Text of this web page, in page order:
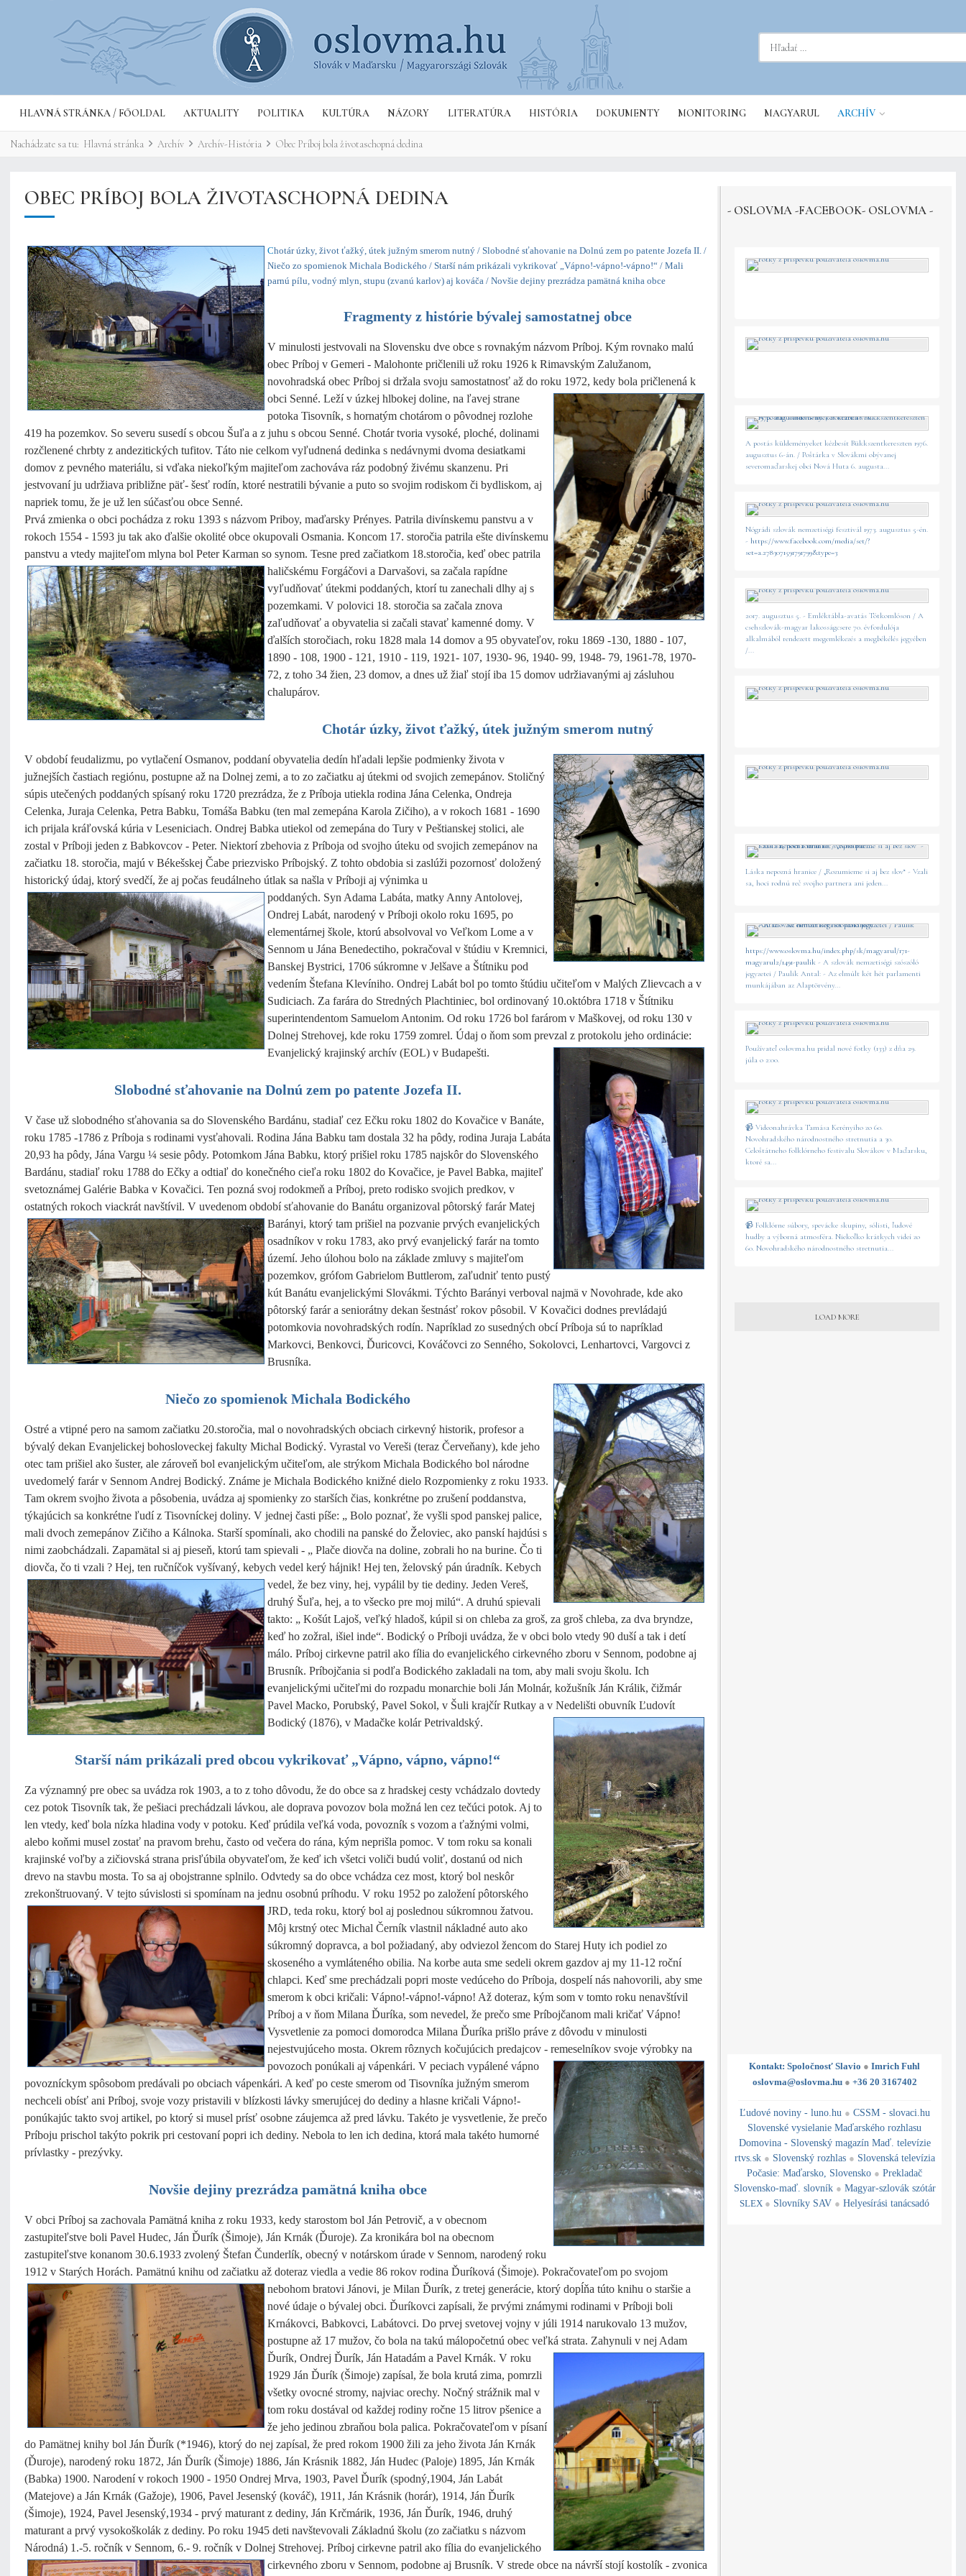
HLAVNÁ STRÁNKA / FŐOLDAL AKTUALITY POLITIKA KULTÚRA NÁZORY LITERATÚRA HISTÓRIA DOKUMENTY MONITORING MAGYARUL ARCHÍV
Nachádzate sa tu: Hlavná stránka Archív Archív-História Obec Príboj bola životaschopná dedina
OBEC PRÍBOJ BOLA ŽIVOTASCHOPNÁ DEDINA
Chotár úzky, život ťažký, útek južným smerom nutný / Slobodné sťahovanie na Dolnú zem po patente Jozefa II. /
Niečo zo spomienok Michala Bodického / Starší nám prikázali vykrikovať „Vápno!-vápno!-vápno!“ / Mali
parnú pílu, vodný mlyn, stupu (zvanú karlov) aj kováča / Novšie dejiny prezrádza pamätná kniha obce
Fragmenty z histórie bývalej samostatnej obce
V minulosti jestvovali na Slovensku dve obce s rovnakým názvom Príboj. Kým rovnako malú
obec Príboj v Gemeri - Malohonte pričlenili už roku 1926 k Rimavským Zalužanom,
novohradská obec Príboj si držala svoju samostatnosť až do roku 1972, kedy bola pričlenená k
obci Senné. Leží v úzkej hlbokej doline, na ľavej strane
potoka Tisovník, s hornatým chotárom o pôvodnej rozlohe
419 ha pozemkov. So severu susedí s obcou Šuľa a z juhu s obcou Senné. Chotár tvoria vysoké, ploché, dolinami
rozčlenené chrbty z andezitických tufitov. Táto nie celkom vyľudnená dedinka s nedávnymi dvoma desiatkami
domov z pevného materiálu, si vďaka niekoľkým majiteľom zachováva ráz podobný živému skanzenu. Pri
jestvovaní ju udržiava približne päť- šesť rodín, ktoré nestratili bývanie a puto so svojim rodiskom či bydliskom, aj
napriek tomu, že je už len súčasťou obce Senné.
Prvá zmienka o obci pochádza z roku 1393 s názvom Priboy, maďarsky Prényes. Patrila divínskemu panstvu a v
rokoch 1554 - 1593 ju tak ako ďalšie okolité obce okupovali Osmania. Koncom 17. storočia patrila ešte divínskemu
panstvu a vtedy majiteľom mlyna bol Peter Karman so synom. Tesne pred začiatkom 18.storočia, keď obec patrila
haličskému Forgáčovi a Darvašovi, sa začala rapídne
vyľudňovať útekmi poddaných, ktorí tu zanechali dlhy aj s
pozemkami. V polovici 18. storočia sa začala znova
zaľudňovať a obyvatelia si začali stavať kamenné domy. V
ďalších storočiach, roku 1828 mala 14 domov a 95 obyvateľov, roku 1869 -130, 1880 - 107,
1890 - 108, 1900 - 121, 1910 - 119, 1921- 107, 1930- 96, 1940- 99, 1948- 79, 1961-78, 1970-
72, z toho 34 žien, 23 domov, a dnes už žiaľ stojí iba 15 domov udržiavanými aj zásluhou
chalupárov.
Chotár úzky, život ťažký, útek južným smerom nutný
V období feudalizmu, po vytlačení Osmanov, poddaní obyvatelia dedín hľadali lepšie podmienky života v
južnejších častiach regiónu, postupne až na Dolnej zemi, a to zo začiatku aj útekmi od svojich zemepánov. Stoličný
súpis utečených poddaných spísaný roku 1720 prezrádza, že z Príboja utiekla rodina Jána Celenka, Ondreja
Celenka, Juraja Celenka, Petra Babku, Tomáša Babku (ten mal zemepána Karola Zičiho), a v rokoch 1681 - 1690
ich prijala kráľovská kúria v Leseniciach. Ondrej Babka utiekol od zemepána do Tury v Peštianskej stolici, ale
zostal v Príboji jeden z Babkovcov - Peter. Niektorí zbehovia z Príboja od svojho úteku od svojich zemepánov na
začiatku 18. storočia, majú v Békešskej Čabe priezvisko Príbojský. Z tohto obdobia si zaslúži pozornosť doložený
historický údaj, ktorý svedčí, že aj počas feudálneho útlak sa našla v Príboji aj výnimka u
poddaných. Syn Adama Labáta, matky Anny Antolovej,
Ondrej Labát, narodený v Príboji okolo roku 1695, po
elementárnej škole, ktorú absolvoval vo Veľkom Lome a v
Sennom u Jána Benedectiho, pokračoval v štúdiu v Kremnici,
Banskej Bystrici, 1706 súkromne v Jelšave a Štítniku pod
vedením Štefana Klevíniho. Ondrej Labát bol po tomto štúdiu učiteľom v Malých Zlievcach a v
Sudiciach. Za farára do Stredných Plachtiniec, bol ordinovaný 10.októbra 1718 v Štítniku
superintendentom Samuelom Antonim. Od roku 1726 bol farárom v Maškovej, od roku 130 v
Dolnej Strehovej, kde roku 1759 zomrel. Údaj o ňom som prevzal z protokolu jeho ordinácie:
Evanjelický krajinský archív (EOL) v Budapešti.
Slobodné sťahovanie na Dolnú zem po patente Jozefa II.
V čase už slobodného sťahovania sa do Slovenského Bardánu, stadiaľ cez Ečku roku 1802 do Kovačice v Banáte,
roku 1785 -1786 z Príboja s rodinami vysťahovali. Rodina Jána Babku tam dostala 32 ha pôdy, rodina Juraja Labáta
20,93 ha pôdy, Jána Vargu ¼ sesie pôdy. Potomkom Jána Babku, ktorý prišiel roku 1785 najskôr do Slovenského
Bardánu, stadiaľ roku 1788 do Ečky a odtiaľ do konečného cieľa roku 1802 do Kovačice, je Pavel Babka, majiteľ
svetoznámej Galérie Babka v Kovačici. Ten pozná svoj rodokmeň a Príboj, preto rodisko svojich predkov, v
ostatných rokoch viackrát navštívil. V uvedenom období sťahovanie do Banátu organizoval pôtorský farár Matej
Barányi, ktorý tam prišiel na pozvanie prvých evanjelických
osadníkov v roku 1783, ako prvý evanjelický farár na tomto
území. Jeho úlohou bolo na základe zmluvy s majiteľom
pozemkov, grófom Gabrielom Buttlerom, zaľudniť tento pustý
kút Banátu evanjelickými Slovákmi. Týchto Barányi verboval najmä v Novohrade, kde ako
pôtorský farár a seniorátny dekan šestnásť rokov pôsobil. V Kovačici dodnes prevládajú
potomkovia novohradských rodín. Napríklad zo susedných obcí Príboja sú to napríklad
Markovci, Benkovci, Ďuricovci, Kováčovci zo Senného, Sokolovci, Lenhartovci, Vargovci z
Brusníka.
Niečo zo spomienok Michala Bodického
Ostré a vtipné pero na samom začiatku 20.storočia, mal o novohradských obciach cirkevný historik, profesor a
bývalý dekan Evanjelickej bohosloveckej fakulty Michal Bodický. Vyrastal vo Vereši (teraz Červeňany), kde jeho
otec tam prišiel ako šuster, ale zároveň bol evanjelickým učiteľom, ale strýkom Michala Bodického bol národne
uvedomelý farár v Sennom Andrej Bodický. Známe je Michala Bodického knižné dielo Rozpomienky z roku 1933.
Tam okrem svojho života a pôsobenia, uvádza aj spomienky zo starších čias, konkrétne po zrušení poddanstva,
týkajúcich sa konkrétne ľudí z Tisovníckej doliny. V jednej časti píše: „ Bolo poznať, že vyšli spod panskej palice,
mali dvoch zemepánov Zičiho a Kálnoka. Starší spomínali, ako chodili na panské do Želoviec, ako panskí hajdúsi s
nimi zaobchádzali. Zapamätal si aj pieseň, ktorú tam spievali - „ Plače diovča na doline, zobrali ho na burine. Čo ti
diovča, čo ti vzali ? Hej, ten ručníčok vyšívaný, kebych vedel kerý hájnik! Hej ten, želovský pán úradník. Kebych
vedel, že bez viny, hej, vypálil by tie dediny. Jeden Vereš,
druhý Šuľa, hej, a to všecko pre moj milú“. A druhú spievali
takto: „ Košút Lajoš, veľký hladoš, kúpil si on chleba za groš, za groš chleba, za dva bryndze,
keď ho zožral, išiel inde“. Bodický o Príboji uvádza, že v obci bolo vtedy 90 duší a tak i detí
málo. Príboj cirkevne patril ako fília do evanjelického cirkevného zboru v Sennom, podobne aj
Brusník. Príbojčania si podľa Bodického zakladali na tom, aby mali svoju školu. Ich
evanjelickými učiteľmi do rozpadu monarchie boli Ján Molnár, kožušník Ján Králik, čižmár
Pavel Macko, Porubský, Pavel Sokol, v Šuli krajčír Rutkay a v Nedelišti obuvník Ľudovít
Bodický (1876), v Madačke kolár Petrivaldský.
Starší nám prikázali pred obcou vykrikovať „Vápno, vápno, vápno!“
Za významný pre obec sa uvádza rok 1903, a to z toho dôvodu, že do obce sa z hradskej cesty vchádzalo dovtedy
cez potok Tisovník tak, že pešiaci prechádzali lávkou, ale doprava povozov bola možná len cez tečúci potok. Aj to
len vtedy, keď bola nízka hladina vody v potoku. Keď prúdila veľká voda, povozník s vozom a ťažnými volmi,
alebo koňmi musel zostať na pravom brehu, často od večera do rána, kým neprišla pomoc. V tom roku sa konali
krajinské voľby a zičiovská strana prisľúbila obyvateľom, že keď ich všetci voliči budú voliť, dostanú od nich
drevo na stavbu mosta. To sa aj obojstranne splnilo. Odvtedy sa do obce vchádza cez most, ktorý bol neskôr
zrekonštruovaný. V tejto súvislosti si spomínam na jednu osobnú príhodu. V roku 1952 po založení pôtorského
JRD, teda roku, ktorý bol aj poslednou súkromnou žatvou.
Môj krstný otec Michal Černík vlastnil nákladné auto ako
súkromný dopravca, a bol požiadaný, aby odviezol žencom do Starej Huty ich podiel zo
skoseného a vymláteného obilia. Na korbe auta sme sedeli okrem gazdov aj my 11-12 roční
chlapci. Keď sme prechádzali popri moste vedúceho do Príboja, dospelí nás nahovorili, aby sme
smerom k obci kričali: Vápno!-vápno!-vápno! Až doteraz, kým som v tomto roku nenavštívil
Príboj a v ňom Milana Ďuríka, som nevedel, že prečo sme Príbojčanom mali kričať Vápno!
Vysvetlenie za pomoci domorodca Milana Ďuríka prišlo práve z dôvodu v minulosti
nejestvujúceho mosta. Okrem rôznych kočujúcich predajcov - remeselníkov svoje výrobky na
povozoch ponúkali aj vápenkári. V peciach vypálené vápno
povozníckym spôsobom predávali po obciach vápenkári. A keď po ceste smerom od Tisovníka južným smerom
nechceli obísť ani Príboj, svoje vozy pristavili v blízkosti lávky smerujúcej do dediny a hlasne kričali Vápno!-
ponúkajúc takto svoj artikel, po ktorý si musel prísť osobne záujemca až pred lávku. Takéto je vysvetlenie, že prečo
Príboju prischol takýto pokrik pri cestovaní popri ich dediny. Nebola to len ich dedina, ktorá mala takéto humorné
prívlastky - prezývky.
Novšie dejiny prezrádza pamätná kniha obce
V obci Príboj sa zachovala Pamätná kniha z roku 1933, kedy starostom bol Ján Petrovič, a v obecnom
zastupiteľstve boli Pavel Hudec, Ján Ďurík (Šimoje), Ján Krnák (Ďuroje). Za kronikára bol na obecnom
zastupiteľstve konanom 30.6.1933 zvolený Štefan Čunderlík, obecný v notárskom úrade v Sennom, narodený roku
1912 v Starých Horách. Pamätnú knihu od začiatku až doteraz viedla a vedie 86 rokov rodina Ďuríková (Šimoje). Pokračovateľom po svojom
nebohom bratovi Jánovi, je Milan Ďurík, z tretej generácie, ktorý dopĺňa túto knihu o staršie a
nové údaje o bývalej obci. Ďuríkovci zapísali, že prvými známymi rodinami v Príboji boli
Krnákovci, Babkovci, Labátovci. Do prvej svetovej vojny v júli 1914 narukovalo 13 mužov,
postupne až 17 mužov, čo bola na takú málopočetnú obec veľká strata. Zahynuli v nej Adam
Ďurík, Ondrej Ďurík, Ján Hatadám a Pavel Krnák. V roku
1929 Ján Ďurík (Šimoje) zapísal, že bola krutá zima, pomrzli
všetky ovocné stromy, najviac orechy. Nočný strážnik mal v
tom roku dostával od každej rodiny ročne 15 litrov pšenice a
že jeho jedinou zbraňou bola palica. Pokračovateľom v písaní
do Pamätnej knihy bol Ján Ďurík (*1946), ktorý do nej zapísal, že pred rokom 1900 žili za jeho života Ján Krnák
(Ďuroje), narodený roku 1872, Ján Ďurík (Šimoje) 1886, Ján Krásnik 1882, Ján Hudec (Paloje) 1895, Ján Krnák
(Babka) 1900. Narodení v rokoch 1900 - 1950 Ondrej Mrva, 1903, Pavel Ďurík (spodný,1904, Ján Labát
(Matejove) a Ján Krnák (Gažoje), 1906, Pavel Jesenský (kováč), 1911, Ján Krásnik (horár), 1914, Ján Ďurík
(Šimoje), 1924, Pavel Jesenský,1934 - prvý maturant z dediny, Ján Krčmárik, 1936, Ján Ďurík, 1946, druhý
maturant a prvý vysokoškolák z dediny. Po roku 1945 deti navštevovali Základnú školu (zo začiatku s názvom
Národná) 1.-5. ročník v Sennom, 6.- 9. ročník v Dolnej Strehovej. Príboj cirkevne patril ako fília do evanjelického
cirkevného zboru v Sennom, podobne aj Brusník. V strede obce na návrší stojíkostolík - zvonica
- OSLOVMA -FACEBOOK- OSLOVMA -
A postás küldeményeket kézbesít Bükkszentkereszten 1976.
augusztus 6-án. / Poštárka v Slovákmi obývanej
severomaďarskej obci Nová Huta 6. augusta...
Nógrádi szlovák nemzetiségi fesztivál 1973. augusztus 5-én.
- https://www.facebook.com/media/set/?
set=a.2783071591791799&type=3
2017. augusztus 5. - Emléktábla-avatás Tótkomlóson / A
csehszlovák-magyar lakosságcsere 70. évfordulója
alkalmából rendezett megemlékezés a megbékélés jegyében
/...
Láska nepozná hranice / „Rozumieme si aj bez slov“ - Vzali
sa, hoci rodnú reč svojho partnera ani jeden...
https://www.oslovma.hu/index.php/sk/magyarul/171-
magyarul2/1491-paulik - A szlovák nemzetiségi szószóló
jegyzetei / Paulik Antal: - Az elmúlt két hét parlamenti
munkájában az Alaptörvény...
Používateľ oslovma.hu pridal nové fotky (133) z dňa 29.
júla o 2:00.
📹 Videonahrávka Tamása Kerényiho zo 60.
Novohradského národnostného stretnutia a 30.
Celoštátneho folklórneho festivalu Slovákov v Maďarsku,
ktoré sa...
📹 Folklórne súbory, spevácke skupiny, sólisti, ľudové
hudby a výborná atmosféra. Niekoľko krátkych videí zo
60. Novohradského národnostného stretnutia...
LOAD MORE
Kontakt: Spoločnosť Slavio ● Imrich Fuhl
oslovma@oslovma.hu ● +36 20 3167402
Ľudové noviny - luno.hu ● CSSM - slovaci.hu
Slovenské vysielanie Maďarského rozhlasu
Domovina - Slovenský magazín Maď. televízie
rtvs.sk ● Slovenský rozhlas ● Slovenská televízia
Počasie: Maďarsko, Slovensko ● Prekladač
Slovensko-maď. slovník ● Magyar-szlovák szótár
SLEX ● Slovníky SAV ● Helyesírási tanácsadó